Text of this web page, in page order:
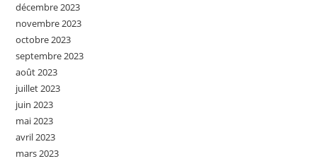
décembre 2023
novembre 2023
octobre 2023
septembre 2023
août 2023
juillet 2023
juin 2023
mai 2023
avril 2023
mars 2023